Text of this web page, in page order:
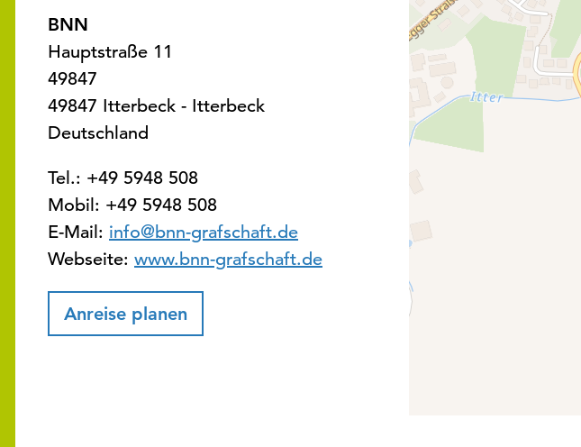
BNN
Hauptstraße 11
49847
49847 Itterbeck - Itterbeck
Deutschland
Tel.: +49 5948 508
Mobil: +49 5948 508
E-Mail: info@bnn-grafschaft.de
Webseite: www.bnn-grafschaft.de
Anreise planen